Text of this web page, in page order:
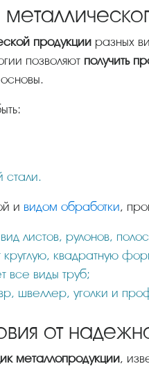
продукции разных
позволяют получить
и видом обработки,
листов, рулонов,
квадратную
все виды труб;
швеллер, уголки и
от
металлопродукции,